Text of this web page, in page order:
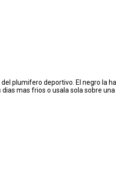
plumifero deportivo. El negro la
mas frios o usala sola sobre